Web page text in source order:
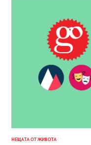
НЕЩАТА ОТ ЖИВОТА